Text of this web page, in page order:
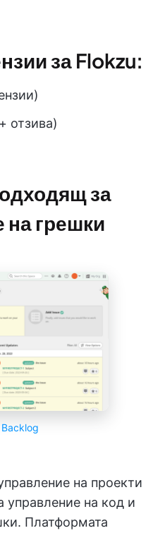
за Flokzu:
отзива)
за
на грешки
Backlog
на проекти
управление на код и
Платформата